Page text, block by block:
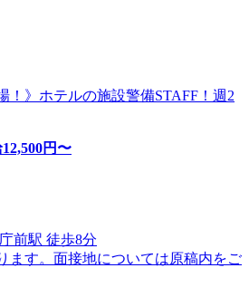
！》ホテルの施設警備STAFF！週2
12,500円〜
前駅 徒歩8分
ます。面接地については原稿内をご